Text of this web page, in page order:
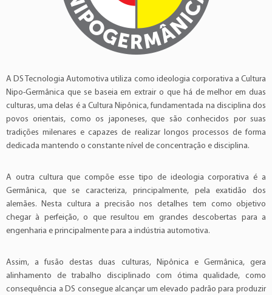
A DS Tecnologia Automotiva utiliza como ideologia corporativa a Cultura
Nipo-Germânica que se baseia em extrair o que há de melhor em duas
culturas, uma delas é a Cultura Nipônica, fundamentada na disciplina dos
povos orientais, como os japoneses, que são conhecidos por suas
tradições milenares e capazes de realizar longos processos de forma
dedicada mantendo o constante nível de concentração e disciplina.
A outra cultura que compõe esse tipo de ideologia corporativa é a
Germânica, que se caracteriza, principalmente, pela exatidão dos
alemães. Nesta cultura a precisão nos detalhes tem como objetivo
chegar à perfeição, o que resultou em grandes descobertas para a
engenharia e principalmente para a indústria automotiva.
Assim, a fusão destas duas culturas, Nipônica e Germânica, gera
alinhamento de trabalho disciplinado com ótima qualidade, como
consequência a DS consegue alcançar um elevado padrão para produzir